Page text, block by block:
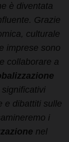
è diventata
Grazie
culturale
imprese sono
collaborare a
e dibattiti sulle
i
nel